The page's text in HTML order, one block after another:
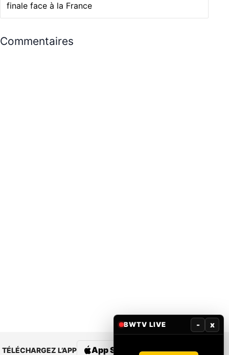
finale face à la France
Commentaires
TÉLÉCHARGEZ L’APP App Store Google Play
BWTV LIVE - x